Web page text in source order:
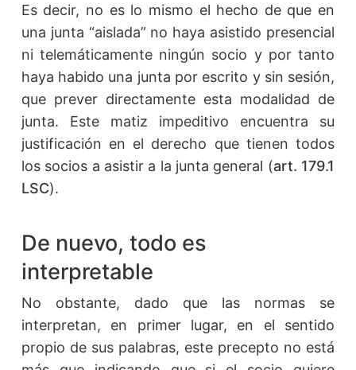
Es decir, no es lo mismo el hecho de que en
una junta “aislada” no haya asistido presencial
ni telemáticamente ningún socio y por tanto
haya habido una junta por escrito y sin sesión,
que prever directamente esta modalidad de
junta. Este matiz impeditivo encuentra su
justificación en el derecho que tienen todos
los socios a asistir a la junta general (art. 179.1
LSC).
De nuevo, todo es
interpretable
No obstante, dado que las normas se
interpretan, en primer lugar, en el sentido
propio de sus palabras, este precepto no está